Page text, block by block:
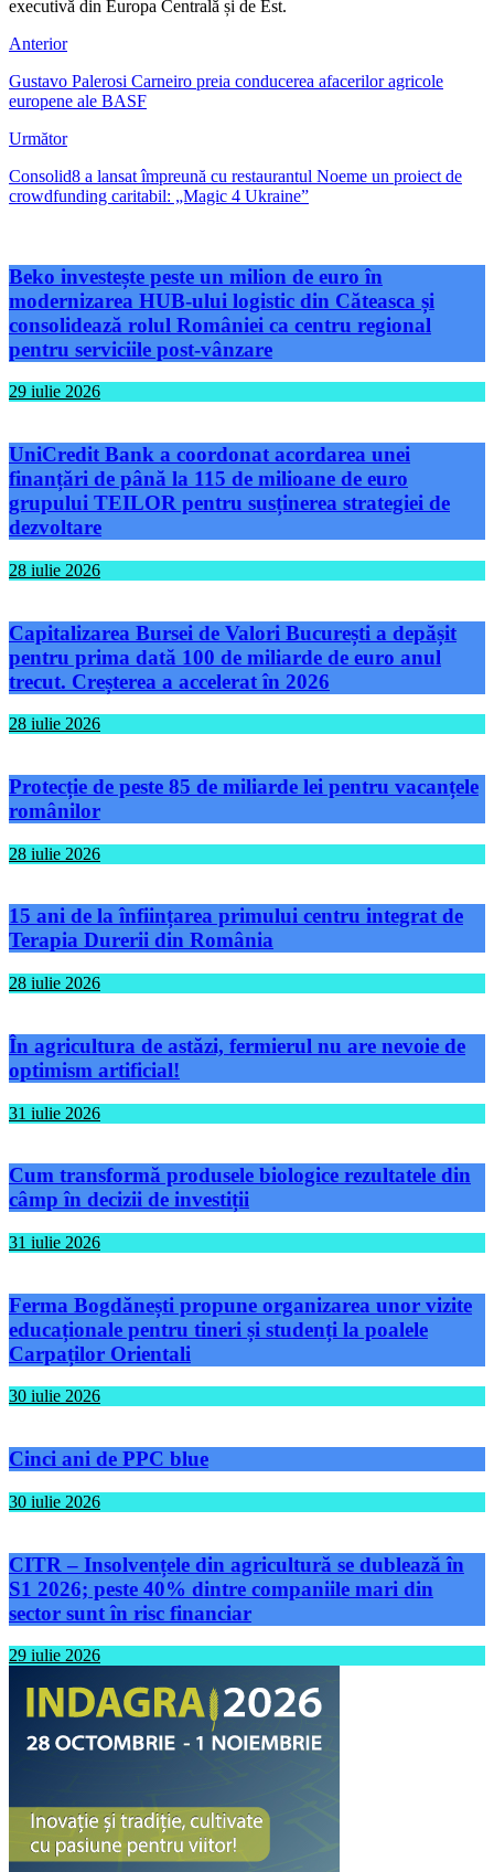
executivă din Europa Centrală și de Est.
Anterior
Gustavo Palerosi Carneiro preia conducerea afacerilor agricole
europene ale BASF
Următor
Consolid8 a lansat împreună cu restaurantul Noeme un proiect de
crowdfunding caritabil: „Magic 4 Ukraine”
Beko investește peste un milion de euro în
modernizarea HUB-ului logistic din Căteasca și
consolidează rolul României ca centru regional
pentru serviciile post-vânzare
29 iulie 2026
UniCredit Bank a coordonat acordarea unei
finanțări de până la 115 de milioane de euro
grupului TEILOR pentru susținerea strategiei de
dezvoltare
28 iulie 2026
Capitalizarea Bursei de Valori București a depășit
pentru prima dată 100 de miliarde de euro anul
trecut. Creșterea a accelerat în 2026
28 iulie 2026
Protecție de peste 85 de miliarde lei pentru vacanțele
românilor
28 iulie 2026
15 ani de la înființarea primului centru integrat de
Terapia Durerii din România
28 iulie 2026
În agricultura de astăzi, fermierul nu are nevoie de
optimism artificial!
31 iulie 2026
Cum transformă produsele biologice rezultatele din
câmp în decizii de investiții
31 iulie 2026
Ferma Bogdănești propune organizarea unor vizite
educaționale pentru tineri și studenți la poalele
Carpaților Orientali
30 iulie 2026
Cinci ani de PPC blue
30 iulie 2026
CITR – Insolvențele din agricultură se dublează în
S1 2026; peste 40% dintre companiile mari din
sector sunt în risc financiar
29 iulie 2026